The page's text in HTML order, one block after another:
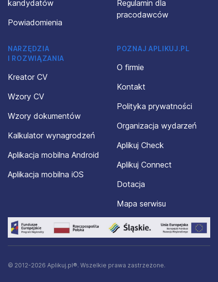
kandydatów
Powiadomienia
Regulamin dla
pracodawców
NARZĘDZIA
I ROZWIĄZANIA
Kreator CV
Wzory CV
Wzory dokumentów
Kalkulator wynagrodzeń
Aplikacja mobilna Android
Aplikacja mobilna iOS
POZNAJ APLIKUJ.PL
O firmie
Kontakt
Polityka prywatności
Organizacja wydarzeń
Aplikuj Check
Aplikuj Connect
Dotacja
Mapa serwisu
© 2012-2026 Aplikuj.pl®. Wszelkie prawa zastrzeżone.